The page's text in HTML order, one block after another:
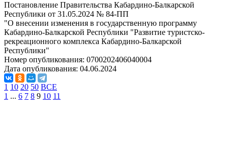
Постановление Правительства Кабардино-Балкарской
Республики от 31.05.2024 № 84-ПП
"О внесении изменения в государственную программу
Кабардино-Балкарской Республики "Развитие туристско-
рекреационного комплекса Кабардино-Балкарской
Республики"
Номер опубликования: 0700202406040004
Дата опубликования: 04.06.2024
1 10 20 50 ВСЕ
1 ... 6 7 8 9 10 11